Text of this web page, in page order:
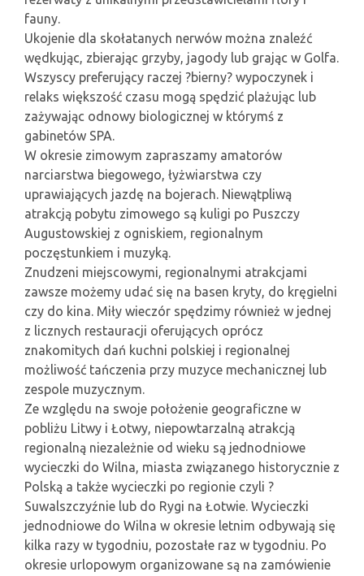
fauny.
Ukojenie dla skołatanych nerwów można znaleźć
wędkując, zbierając grzyby, jagody lub grając w Golfa.
Wszyscy preferujący raczej ?bierny? wypoczynek i
relaks większość czasu mogą spędzić plażując lub
zażywając odnowy biologicznej w którymś z
gabinetów SPA.
W okresie zimowym zapraszamy amatorów
narciarstwa biegowego, łyżwiarstwa czy
uprawiających jazdę na bojerach. Niewątpliwą
atrakcją pobytu zimowego są kuligi po Puszczy
Augustowskiej z ogniskiem, regionalnym
poczęstunkiem i muzyką.
Znudzeni miejscowymi, regionalnymi atrakcjami
zawsze możemy udać się na basen kryty, do kręgielni
czy do kina. Miły wieczór spędzimy również w jednej
z licznych restauracji oferujących oprócz
znakomitych dań kuchni polskiej i regionalnej
możliwość tańczenia przy muzyce mechanicznej lub
zespole muzycznym.
Ze względu na swoje położenie geograficzne w
pobliżu Litwy i Łotwy, niepowtarzalną atrakcją
regionalną niezależnie od wieku są jednodniowe
wycieczki do Wilna, miasta związanego historycznie z
Polską a także wycieczki po regionie czyli ?
Suwalszczyźnie lub do Rygi na Łotwie. Wycieczki
jednodniowe do Wilna w okresie letnim odbywają się
kilka razy w tygodniu, pozostałe raz w tygodniu. Po
okresie urlopowym organizowane są na zamówienie